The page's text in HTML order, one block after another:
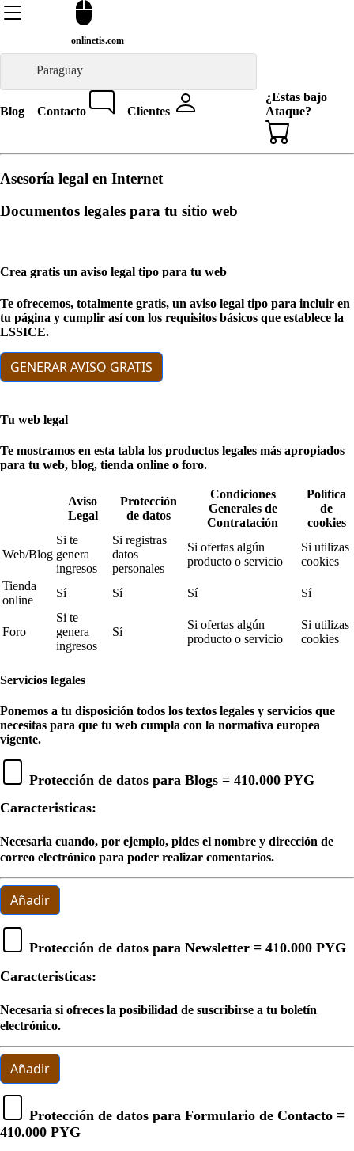
onlinetis.com
Paraguay
Blog Contacto Clientes
¿Estas bajo
Ataque?
Asesoría legal en Internet
Documentos legales para tu sitio web
Crea gratis un aviso legal tipo para tu web
Te ofrecemos, totalmente gratis, un aviso legal tipo para incluir en
tu página y cumplir así con los requisitos básicos que establece la
LSSICE.
GENERAR AVISO GRATIS
Tu web legal
Te mostramos en esta tabla los productos legales más apropiados
para tu web, blog, tienda online o foro.
Aviso
Legal
Protección
de datos
Condiciones
Generales de
Contratación
Política
de
cookies
Web/Blog
Si te
genera
ingresos
Si registras
datos
personales
Si ofertas algún
producto o servicio
Si utilizas
cookies
Tienda
online
Sí Sí Sí Sí
Foro
Si te
genera
ingresos
Sí
Si ofertas algún
producto o servicio
Si utilizas
cookies
Servicios legales
Ponemos a tu disposición todos los textos legales y servicios que
necesitas para que tu web cumpla con la normativa europea
vigente.
Protección de datos para Blogs = 410.000 PYG
Caracteristicas:
Necesaria cuando, por ejemplo, pides el nombre y dirección de
correo electrónico para poder realizar comentarios.
Añadir
Protección de datos para Newsletter = 410.000 PYG
Caracteristicas:
Necesaria si ofreces la posibilidad de suscribirse a tu boletín
electrónico.
Añadir
Protección de datos para Formulario de Contacto =
410.000 PYG